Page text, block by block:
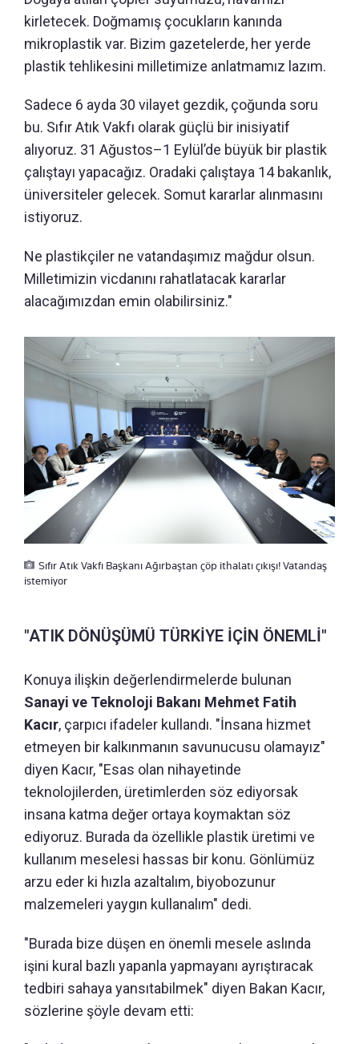
kirletecek. Doğmamış çocukların kanında
mikroplastik var. Bizim gazetelerde, her yerde
plastik tehlikesini milletimize anlatmamız lazım.
Sadece 6 ayda 30 vilayet gezdik, çoğunda soru
bu. Sıfır Atık Vakfı olarak güçlü bir inisiyatif
alıyoruz. 31 Ağustos–1 Eylül’de büyük bir plastik
çalıştayı yapacağız. Oradaki çalıştaya 14 bakanlık,
üniversiteler gelecek. Somut kararlar alınmasını
istiyoruz.
Ne plastikçiler ne vatandaşımız mağdur olsun.
Milletimizin vicdanını rahatlatacak kararlar
alacağımızdan emin olabilirsiniz."
Sıfır Atık Vakfı Başkanı Ağırbaştan çöp ithalatı çıkışı! Vatandaş
istemiyor
"ATIK DÖNÜŞÜMÜ TÜRKİYE İÇİN ÖNEMLİ"
Konuya ilişkin değerlendirmelerde bulunan
Sanayi ve Teknoloji Bakanı Mehmet Fatih
Kacır, çarpıcı ifadeler kullandı. "İnsana hizmet
etmeyen bir kalkınmanın savunucusu olamayız"
diyen Kacır, "Esas olan nihayetinde
teknolojilerden, üretimlerden söz ediyorsak
insana katma değer ortaya koymaktan söz
ediyoruz. Burada da özellikle plastik üretimi ve
kullanım meselesi hassas bir konu. Gönlümüz
arzu eder ki hızla azaltalım, biyobozunur
malzemeleri yaygın kullanalım" dedi.
"Burada bize düşen en önemli mesele aslında
işini kural bazlı yapanla yapmayanı ayrıştıracak
tedbiri sahaya yansıtabilmek" diyen Bakan Kacır,
sözlerine şöyle devam etti: